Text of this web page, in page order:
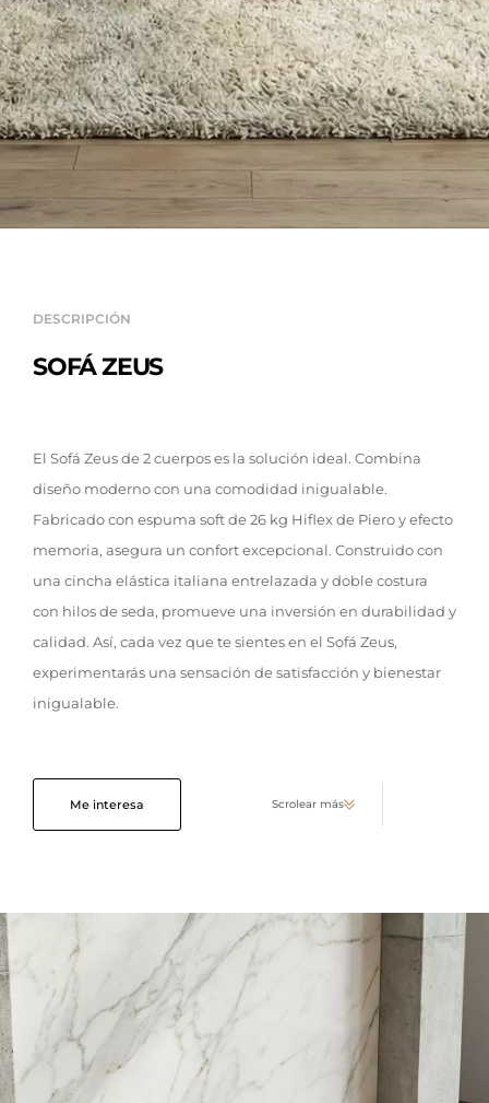
DESCRIPCIÓN
SOFÁ ZEUS
El Sofá Zeus de 2 cuerpos es la solución ideal. Combina
diseño moderno con una comodidad inigualable.
Fabricado con espuma soft de 26 kg Hiflex de Piero y efecto
memoria, asegura un confort excepcional. Construido con
una cincha elástica italiana entrelazada y doble costura
con hilos de seda, promueve una inversión en durabilidad y
calidad. Así, cada vez que te sientes en el Sofá Zeus,
experimentarás una sensación de satisfacción y bienestar
inigualable.
Me interesa Scrolear más